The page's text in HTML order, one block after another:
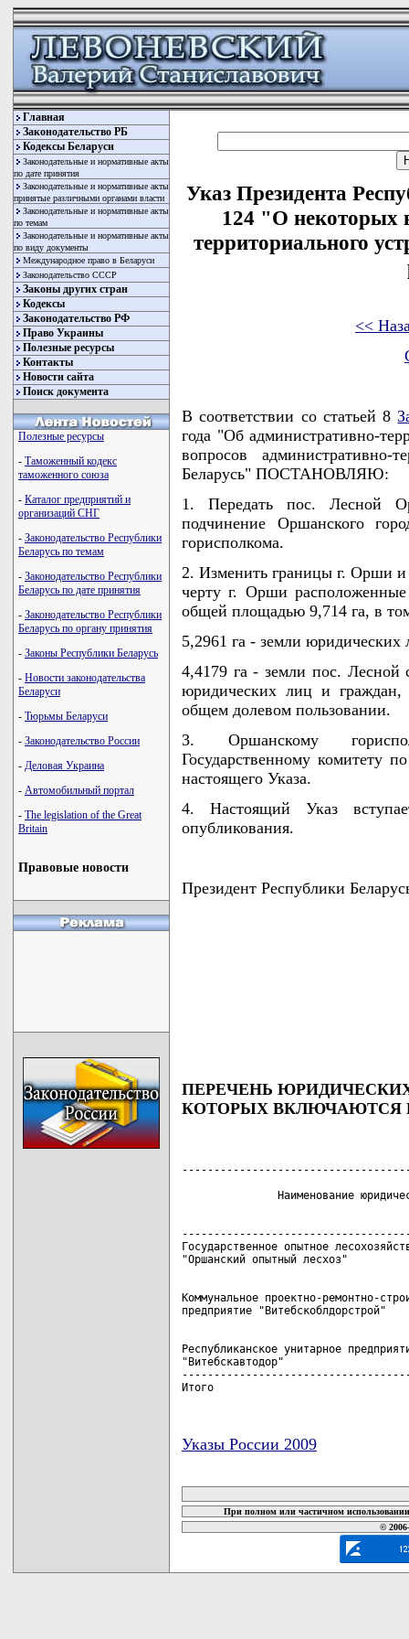
Главная
Законодательство РБ
Кодексы Беларуси
Законодательные и нормативные акты
по дате принятия
Законодательные и нормативные акты
принятые различными органами власти
Законодательные и нормативные акты
по темам
Законодательные и нормативные акты
по виду документы
Международное право в Беларуси
Законодательство СССР
Законы других стран
Кодексы
Законодательство РФ
Право Украины
Полезные ресурсы
Контакты
Новости сайта
Поиск документа
Полезные ресурсы
- Таможенный кодекс
таможенного союза
- Каталог предприятий и
организаций СНГ
- Законодательство Республики
Беларусь по темам
- Законодательство Республики
Беларусь по дате принятия
- Законодательство Республики
Беларусь по органу принятия
- Законы Республики Беларусь
- Новости законодательства
Беларуси
- Тюрьмы Беларуси
- Законодательство России
- Деловая Украина
- Автомобильный портал
- The legislation of the Great
Britain
Правовые новости
Указ Президента
124 "О некоторых
территориального
<<
В соответствии со статьей 8
года "Об административно-
вопросов административно-
Беларусь" ПОСТАНОВЛЯЮ:
1. Передать пос. Лесной
подчинение Оршанского
горисполкома.
2. Изменить границы г. Орши
черту г. Орши
общей площадью 9,714 га, в
5,2961 га - земли
4,4179 га - земли пос. Лесной
юридических лиц и граждан,
общем долевом пользовании.
3. Оршанскому
Государственному комитету
настоящего Указа.
4. Настоящий Указ
опубликования.
Президент Республики
ПЕРЕЧЕНЬ
КОТОРЫХ ВКЛЮЧАЮТСЯ
Наименование
Государственное опытное
Коммунальное проектно-ремонтно-
Республиканское унитарное
"Витебскавтодор"
Итого
Указы России 2009
При полном или частичном
©